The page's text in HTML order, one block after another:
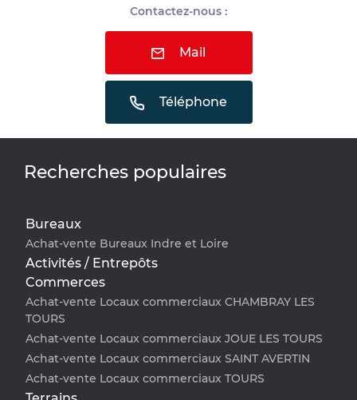
Contactez-nous :
Mail
Téléphone
Recherches populaires
Bureaux
Achat-vente Bureaux Indre et Loire
Activités / Entrepôts
Commerces
Achat-vente Locaux commerciaux CHAMBRAY LES
TOURS
Achat-vente Locaux commerciaux JOUE LES TOURS
Achat-vente Locaux commerciaux SAINT AVERTIN
Achat-vente Locaux commerciaux TOURS